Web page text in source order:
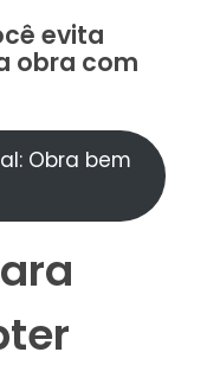
evita
obra com
Obra bem